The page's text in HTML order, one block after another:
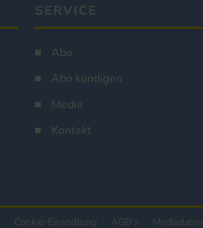
SERVICE
Abo
Abo kündigen
Media
Kontakt
Cookie-Einstellung AGB's Mediadaten